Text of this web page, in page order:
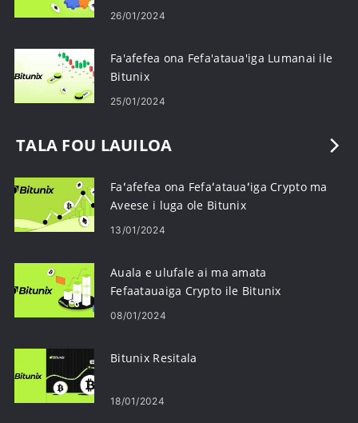
26/01/2024
Fa'afefea ona Fefa'ataua'iga Lumanai ile
Bitunix
25/01/2024
TALA FOU LAUILOA
Faʻafefea ona Fefaʻatauaʻiga Crypto ma
Aveese i luga ole Bitunix
13/01/2024
Auala e ulufale ai ma amata
Fefaatauaiga Crypto ile Bitunix
08/01/2024
Bitunix Resitala
18/01/2024